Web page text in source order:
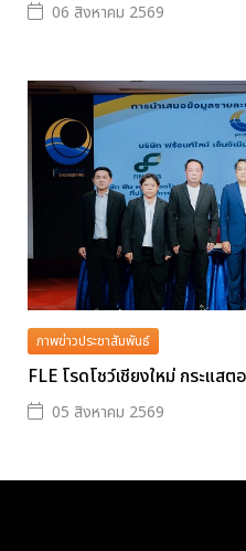
06 สิงหาคม 2569
ภาพข่าวประชาสัมพันธ์
FLE โรดโชว์เชียงใหม่ กระแส
05 สิงหาคม 2569